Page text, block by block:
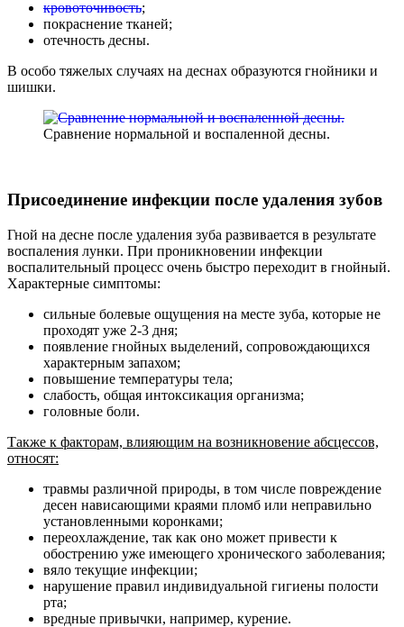
кровоточивость;
покраснение тканей;
отечность десны.
В особо тяжелых случаях на деснах образуются гнойники и
шишки.
Сравнение нормальной и воспаленной десны.
Присоединение инфекции после удаления зубов
Гной на десне после удаления зуба развивается в результате
воспаления лунки. При проникновении инфекции
воспалительный процесс очень быстро переходит в гнойный.
Характерные симптомы:
сильные болевые ощущения на месте зуба, которые не
проходят уже 2-3 дня;
появление гнойных выделений, сопровождающихся
характерным запахом;
повышение температуры тела;
слабость, общая интоксикация организма;
головные боли.
Также к факторам, влияющим на возникновение абсцессов,
относят:
травмы различной природы, в том числе повреждение
десен нависающими краями пломб или неправильно
установленными коронками;
переохлаждение, так как оно может привести к
обострению уже имеющего хронического заболевания;
вяло текущие инфекции;
нарушение правил индивидуальной гигиены полости
рта;
вредные привычки, например, курение.